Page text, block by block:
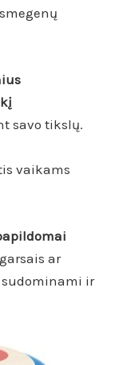
savo tikslų.
vaikams
ar
sudominami ir